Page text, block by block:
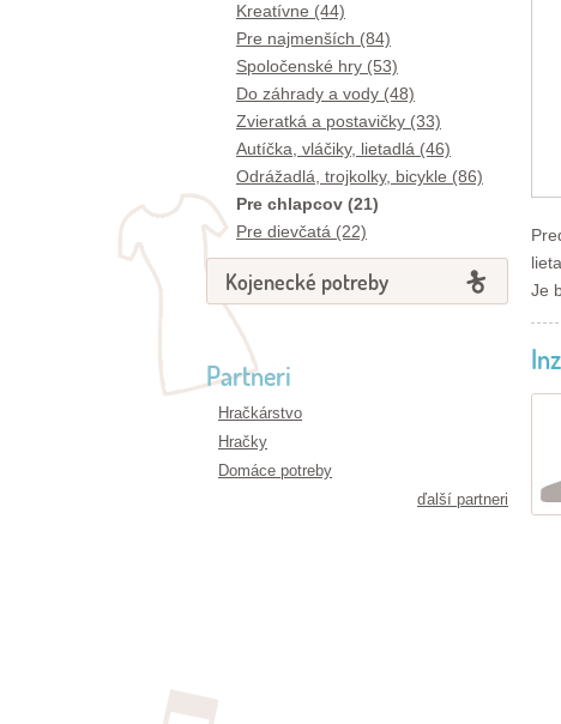
Kreatívne (44)
Pre najmenších (84)
Spoločenské hry (53)
Do záhrady a vody (48)
Zvieratká a postavičky (33)
Autíčka, vláčiky, lietadlá (46)
Odrážadlá, trojkolky, bicykle (86)
Pre chlapcov (21)
Pre dievčatá (22)
Kojenecké potreby
Partneri
Hračkárstvo
Hračky
Domáce potreby
ďalší partneri
Je